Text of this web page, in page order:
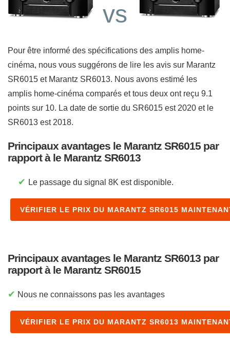
vs
Pour être informé des spécifications des amplis home-
cinéma, nous vous suggérons de lire les avis sur Marantz
SR6015 et Marantz SR6013. Nous avons estimé les
amplis home-cinéma comparés et tous deux ont reçu 9.1
points sur 10. La date de sortie du SR6015 est 2020 et le
SR6013 est 2018.
Principaux avantages le Marantz SR6015 par
rapport à le Marantz SR6013
✔ Le passage du signal 8K est disponible.
VÉRIFIER LE PRIX DU MARANTZ SR6015
Principaux avantages le Marantz SR6013 par
rapport à le Marantz SR6015
✔ Nous ne connaissons pas les avantages
VÉRIFIER LE PRIX DU MARANTZ SR6013